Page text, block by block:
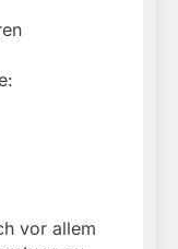
an
in Aubing
vor allem